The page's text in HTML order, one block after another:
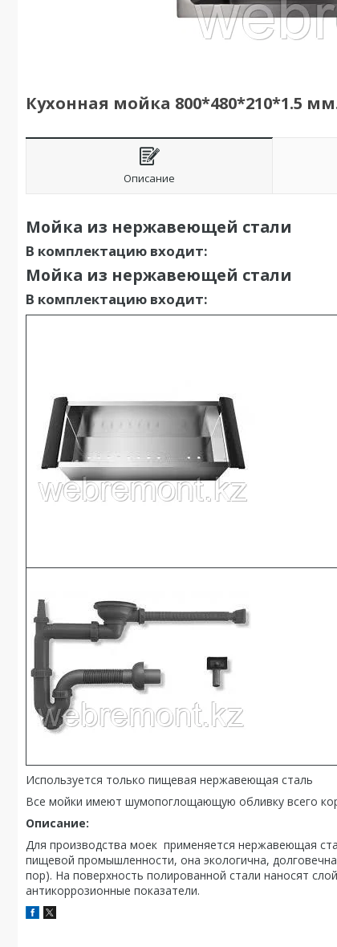
Кухонная мойка 800*480*210*1.5
Описание
Мойка из нержавеющей стали
В комплектацию входит:
Мойка из нержавеющей стали
В комплектацию входит:
Используется только пищевая нержавеющая сталь
Все мойки имеют шумопоглощающую обливку всего
Описание:
Для производства моек применяется нержавеющая
пищевой промышленности, она экологична,
пор). На поверхность полированной стали наносят
антикоррозионные показатели.